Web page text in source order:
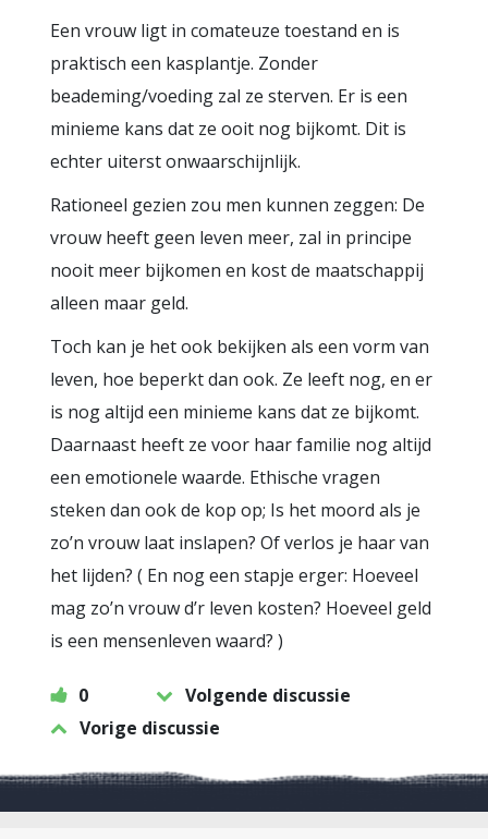
Een vrouw ligt in comateuze toestand en is
praktisch een kasplantje. Zonder
beademing/voeding zal ze sterven. Er is een
minieme kans dat ze ooit nog bijkomt. Dit is
echter uiterst onwaarschijnlijk.
Rationeel gezien zou men kunnen zeggen: De
vrouw heeft geen leven meer, zal in principe
nooit meer bijkomen en kost de maatschappij
alleen maar geld.
Toch kan je het ook bekijken als een vorm van
leven, hoe beperkt dan ook. Ze leeft nog, en er
is nog altijd een minieme kans dat ze bijkomt.
Daarnaast heeft ze voor haar familie nog altijd
een emotionele waarde. Ethische vragen
steken dan ook de kop op; Is het moord als je
zo’n vrouw laat inslapen? Of verlos je haar van
het lijden? ( En nog een stapje erger: Hoeveel
mag zo’n vrouw d’r leven kosten? Hoeveel geld
is een mensenleven waard? )
0
Volgende discussie
Vorige discussie